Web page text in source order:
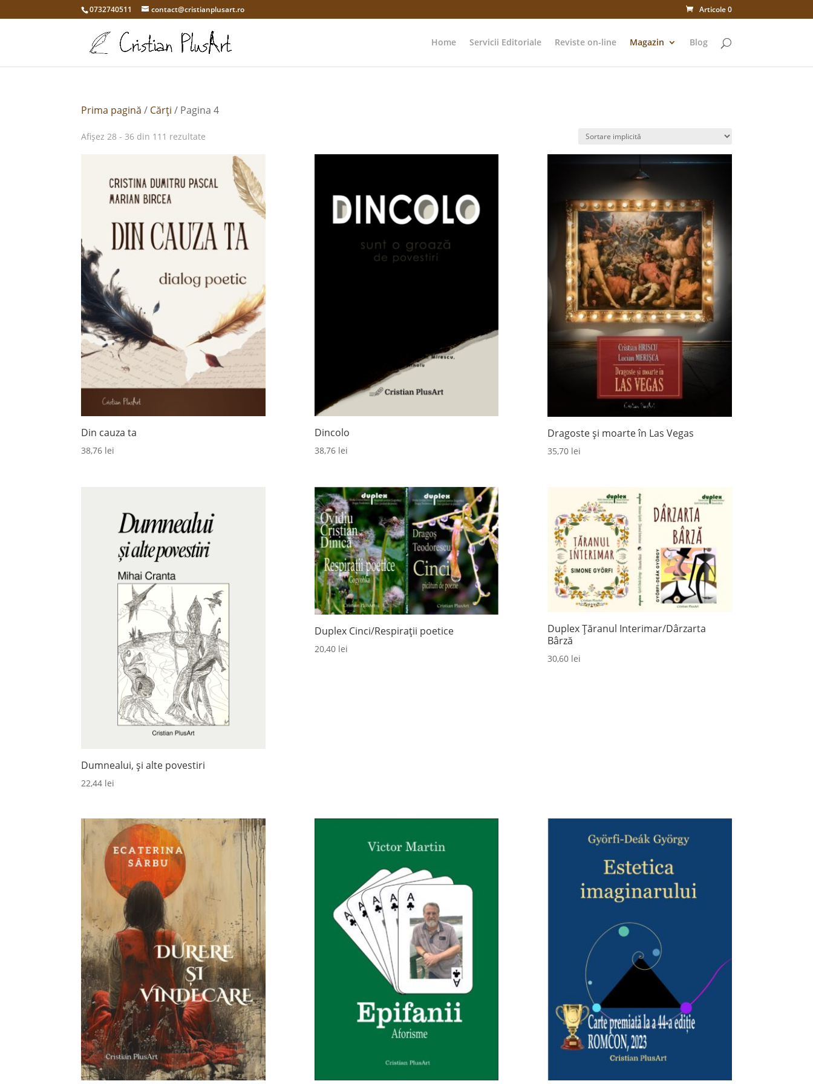
0732740511 contact@cristianplusart.ro Articole 0
Home Servicii Editoriale Reviste on-line Magazin Blog
Prima pagină / Cărți / Pagina 4
Afișez 28 - 36 din 111 rezultate
Din cauza ta
38,76 lei
Dincolo
38,76 lei
Dragoste și moarte în Las Vegas
35,70 lei
Dumnealui, și alte povestiri
22,44 lei
Duplex Cinci/Respirații poetice
20,40 lei
Duplex Țăranul Interimar/Dârzarta
Bârză
30,60 lei